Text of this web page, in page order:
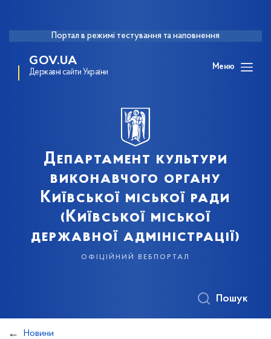
Портал в режимі тестування та наповнення
GOV.UA
Державні сайти України
Меню
Департамент культури
виконавчого органу
Київської міської ради
(Київської міської
державної адміністрації)
офіційний вебпортал
Пошук
Новини